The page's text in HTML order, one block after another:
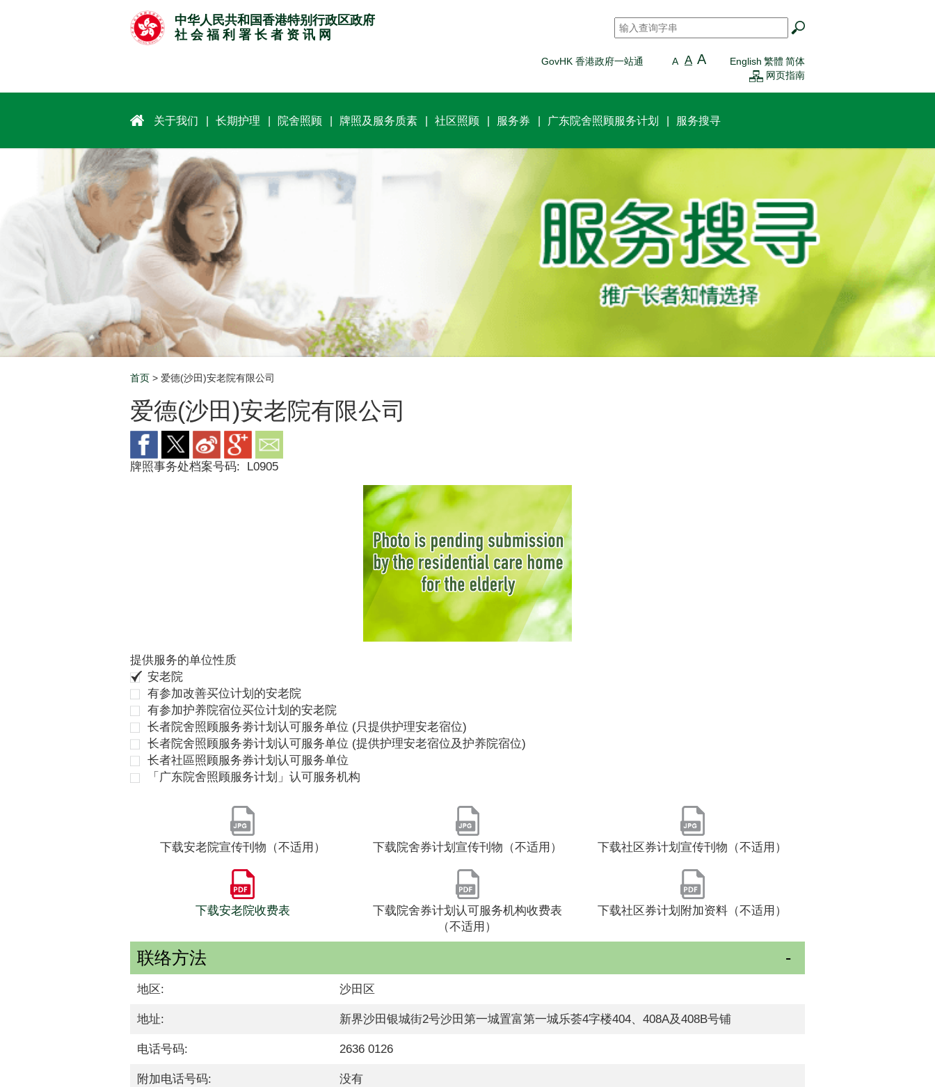
中华人民共和国香港特别行政区政府
社 会 福 利 署 长 者 资 讯 网
搜寻 *
GovHK 香港政府一站通 A A A English 繁體 简体
网页指南
关于我们 长期护理 院舍照顾 牌照及服务质素 社区照顾 服务券 广东院舍照顾服务计划 服务搜寻
Breadcrumb
首页 > 爱德(沙田)安老院有限公司
爱德(沙田)安老院有限公司
牌照事务处档案号码: L0905
提供服务的单位性质
安老院
有参加改善买位计划的安老院
有参加护养院宿位买位计划的安老院
长者院舍照顾服务劵计划认可服务单位 (只提供护理安老宿位)
长者院舍照顾服务劵计划认可服务单位 (提供护理安老宿位及护养院宿位)
长者社區照顾服务券计划认可服务单位
「广东院舍照顾服务计划」认可服务机构
下载安老院宣传刊物（不适用） 下载院舍券计划宣传刊物（不适用） 下载社区券计划宣传刊物（不适用）
下载安老院收费表
下载院舍券计划认可服务机构收费表
（不适用）
下载社区券计划附加资料（不适用）
联络方法
地区: 沙田区
地址: 新界沙田银城街2号沙田第一城置富第一城乐荟4字楼404、408A及408B号铺
电话号码: 2636 0126
附加电话号码: 没有